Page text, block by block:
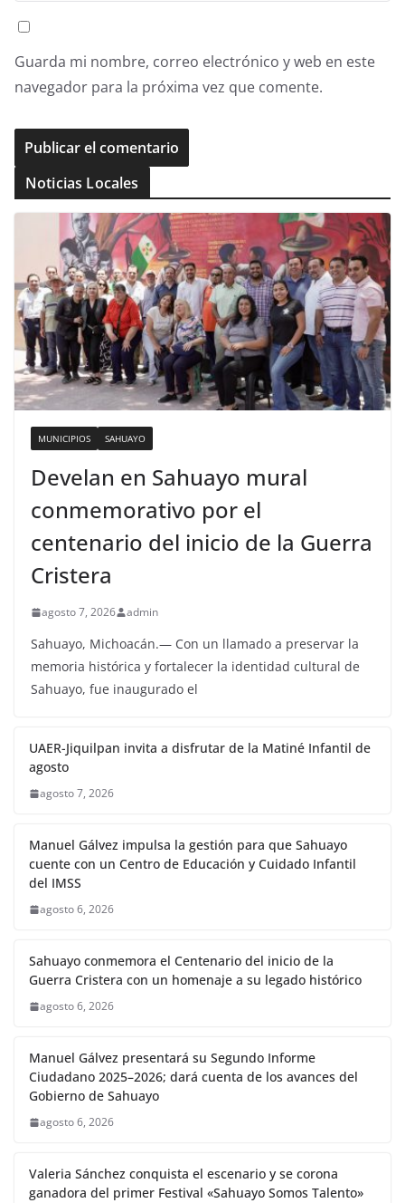
Guarda mi nombre, correo electrónico y web en este
navegador para la próxima vez que comente.
Noticias Locales
MUNICIPIOS SAHUAYO
Develan en Sahuayo mural
conmemorativo por el
centenario del inicio de la Guerra
Cristera
agosto 7, 2026 admin
Sahuayo, Michoacán.— Con un llamado a preservar la
memoria histórica y fortalecer la identidad cultural de
Sahuayo, fue inaugurado el
UAER-Jiquilpan invita a disfrutar de la Matiné Infantil de
agosto
agosto 7, 2026
Manuel Gálvez impulsa la gestión para que Sahuayo
cuente con un Centro de Educación y Cuidado Infantil
del IMSS
agosto 6, 2026
Sahuayo conmemora el Centenario del inicio de la
Guerra Cristera con un homenaje a su legado histórico
agosto 6, 2026
Manuel Gálvez presentará su Segundo Informe
Ciudadano 2025–2026; dará cuenta de los avances del
Gobierno de Sahuayo
agosto 6, 2026
Valeria Sánchez conquista el escenario y se corona
ganadora del primer Festival «Sahuayo Somos Talento»